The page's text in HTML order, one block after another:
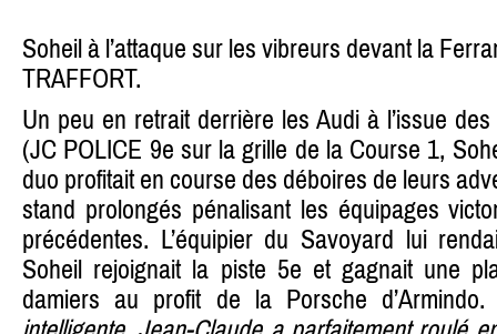
Soheil à l’attaque sur les vibreurs devant la
TRAFFORT.
Un peu en retrait derrière les Audi à l’issue
(JC POLICE 9e sur la grille de la Course 1,
duo profitait en course des déboires de leurs
stand prolongés pénalisant les équipages
précédentes. L’équipier du Savoyard lui
Soheil rejoignait la piste 5e et gagnait une
damiers au profit de la Porsche